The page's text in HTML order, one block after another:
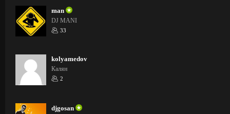
man
DJ MANI
33
kolyamedov
Калян
2
djgosan